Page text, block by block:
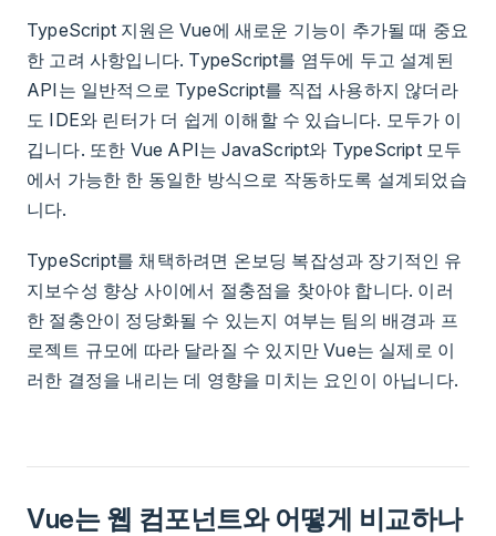
TypeScript 지원은 Vue에 새로운 기능이 추가될 때 중요
한 고려 사항입니다. TypeScript를 염두에 두고 설계된
API는 일반적으로 TypeScript를 직접 사용하지 않더라
도 IDE와 린터가 더 쉽게 이해할 수 있습니다. 모두가 이
깁니다. 또한 Vue API는 JavaScript와 TypeScript 모두
에서 가능한 한 동일한 방식으로 작동하도록 설계되었습
니다.
TypeScript를 채택하려면 온보딩 복잡성과 장기적인 유
지보수성 향상 사이에서 절충점을 찾아야 합니다. 이러
한 절충안이 정당화될 수 있는지 여부는 팀의 배경과 프
로젝트 규모에 따라 달라질 수 있지만 Vue는 실제로 이
러한 결정을 내리는 데 영향을 미치는 요인이 아닙니다.
Vue는 웹 컴포넌트와 어떻게 비교하나